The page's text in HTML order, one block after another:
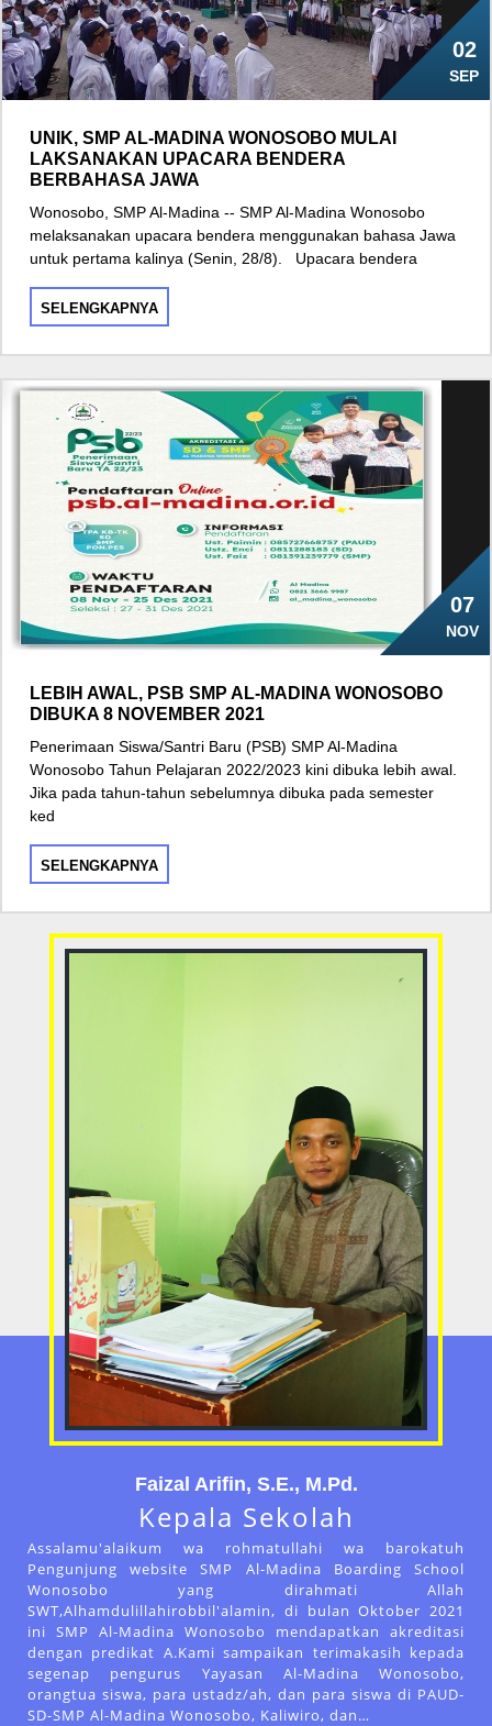
02
SEP
UNIK, SMP AL-MADINA WONOSOBO MULAI
LAKSANAKAN UPACARA BENDERA
BERBAHASA JAWA
Wonosobo, SMP Al-Madina -- SMP Al-Madina Wonosobo
melaksanakan upacara bendera menggunakan bahasa Jawa
untuk pertama kalinya (Senin, 28/8). Upacara bendera
SELENGKAPNYA
07
NOV
LEBIH AWAL, PSB SMP AL-MADINA WONOSOBO
DIBUKA 8 NOVEMBER 2021
Penerimaan Siswa/Santri Baru (PSB) SMP Al-Madina
Wonosobo Tahun Pelajaran 2022/2023 kini dibuka lebih awal.
Jika pada tahun-tahun sebelumnya dibuka pada semester
ked
SELENGKAPNYA
Faizal Arifin, S.E., M.Pd.
Kepala Sekolah
Assalamu'alaikum wa rohmatullahi wa barokatuh
Pengunjung website SMP Al-Madina Boarding School
Wonosobo yang dirahmati Allah
SWT,Alhamdulillahirobbil'alamin, di bulan Oktober 2021
ini SMP Al-Madina Wonosobo mendapatkan akreditasi
dengan predikat A.Kami sampaikan terimakasih kepada
segenap pengurus Yayasan Al-Madina Wonosobo,
orangtua siswa, para ustadz/ah, dan para siswa di PAUD-
SD-SMP Al-Madina Wonosobo, Kaliwiro, dan…